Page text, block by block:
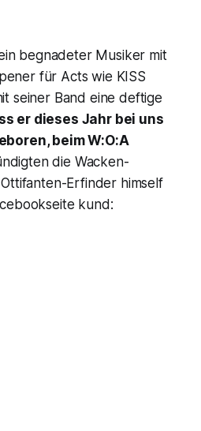
begnadeter Musiker mit
für Acts wie KISS
seiner Band eine deftige
er dieses Jahr bei uns
beim W:O:A
die Wacken-
Erfinder himself
kund: